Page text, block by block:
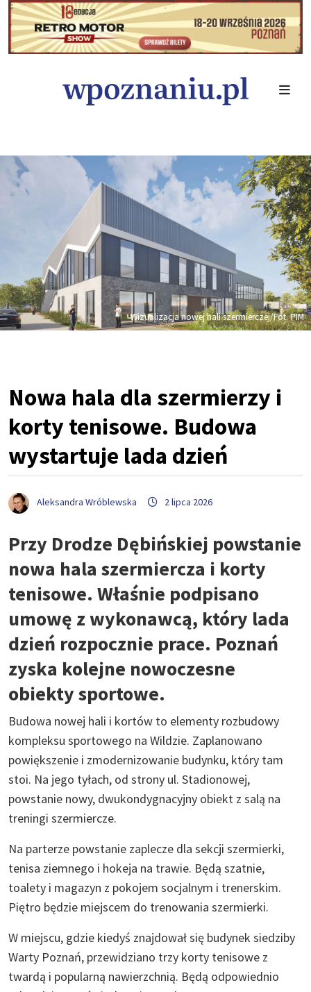
Wizualizacja nowej hali szermierczej/Fot. PIM
Nowa hala dla szermierzy i
korty tenisowe. Budowa
wystartuje lada dzień
Aleksandra Wróblewska 2 lipca 2026
Przy Drodze Dębińskiej powstanie
nowa hala szermiercza i korty
tenisowe. Właśnie podpisano
umowę z wykonawcą, który lada
dzień rozpocznie prace. Poznań
zyska kolejne nowoczesne
obiekty sportowe.
Budowa nowej hali i kortów to elementy rozbudowy
kompleksu sportowego na Wildzie. Zaplanowano
powiększenie i zmodernizowanie budynku, który tam
stoi. Na jego tyłach, od strony ul. Stadionowej,
powstanie nowy, dwukondygnacyjny obiekt z salą na
treningi szermiercze.
Na parterze powstanie zaplecze dla sekcji szermierki,
tenisa ziemnego i hokeja na trawie. Będą szatnie,
toalety i magazyn z pokojem socjalnym i trenerskim.
Piętro będzie miejscem do trenowania szermierki.
W miejscu, gdzie kiedyś znajdował się budynek siedziby
Warty Poznań, przewidziano trzy korty tenisowe z
twardą i popularną nawierzchnią. Będą odpowiednio